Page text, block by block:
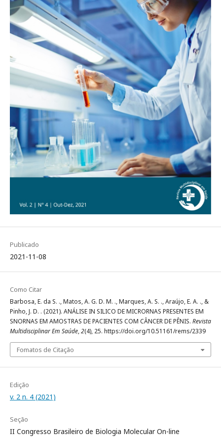
Publicado
2021-11-08
Como Citar
Barbosa, E. da S. ., Matos, A. G. D. M. ., Marques, A. S. ., Araújo, E. A. ., &
Pinho, J. D. . (2021). ANÁLISE IN SILICO DE MICRORNAS PRESENTES EM
SNORNAS EM AMOSTRAS DE PACIENTES COM CÂNCER DE PÊNIS. Revista
Multidisciplinar Em Saúde,2(4), 25. https://doi.org/10.51161/rems/2339
Fomatos de Citação
Edição
v. 2 n. 4 (2021)
Seção
II Congresso Brasileiro de Biologia Molecular On-line